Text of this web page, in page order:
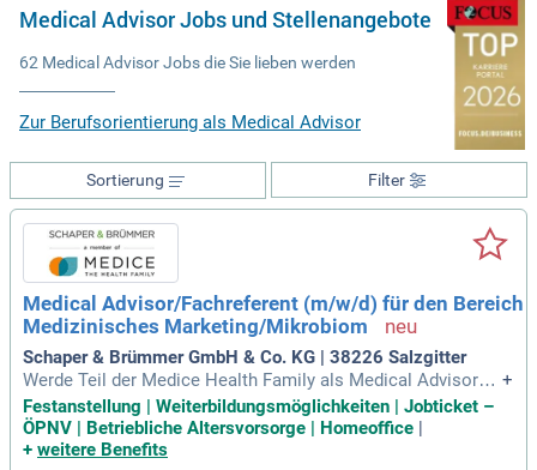
Medical Advisor Jobs und Stellenangebote
62 Medical Advisor Jobs die Sie lieben werden
Zur Berufsorientierung als Medical Advisor
Filter
Sortierung
Medical Advisor/Fachreferent (m/w/d) für den Bereich
Medizinisches Marketing/Mikrobiom
Schaper & Brümmer GmbH & Co. KG | 38226 Salzgitter
Werde Teil der Medice Health Family als Medical Advisor/F
achreferent (m/w/d) in Salzgitter-Ringelheim. Seit über 100
Jahren entwickeln wir mit rund 150 Mitarbeitern hochwertig
e pflanzliche Arzneimittel. Unser Team zeichnet sich durch
+
Festanstellung | Weiterbildungsmöglichkeiten | Jobticket –
ÖPNV | Betriebliche Altersvorsorge | Homeoffice |
+ weitere Benefits